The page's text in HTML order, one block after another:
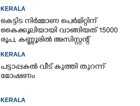
KERALA
കെട്ടിട നിർമ്മാണ പെർമിറ്റിന്
കൈക്കൂലിയായി വാങ്ങിയത് 15000
രൂപ,​ കണ്ണൂരിൽ അസിസ്റ്റന്റ്
KERALA
പട്ടാപ്പകൽ വീട് കുത്തി തുറന്ന്
മോഷണം
KERALA